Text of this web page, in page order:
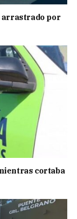
arrastrado por
cortaba